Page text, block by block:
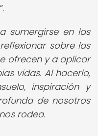
.
sumergirse en las
sobre las
ofrecen y a aplicar
vidas. Al hacerlo,
inspiración y
de nosotros
rodea.